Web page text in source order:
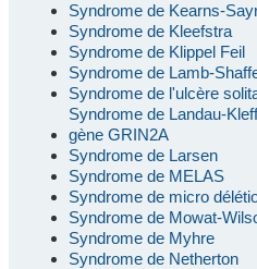
Syndrome de Kearns-
Syndrome de Kleefstra
Syndrome de Klippel Feil
Syndrome de Lamb-
Syndrome de l'ulcère
Syndrome de Landau-
gène GRIN2A
Syndrome de Larsen
Syndrome de MELAS
Syndrome de micro
Syndrome de Mowat-
Syndrome de Myhre
Syndrome de Netherton